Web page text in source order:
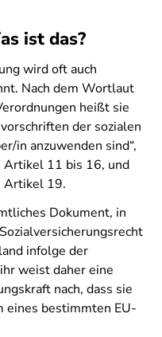
ist das?
wird oft auch
Nach dem Wortlaut
heißt sie
der sozialen
in anzuwenden sind“,
Artikel 11 bis 16, und
Artikel 19.
Dokument, in
infolge der
weist daher eine
nach, dass sie
eines bestimmten EU-